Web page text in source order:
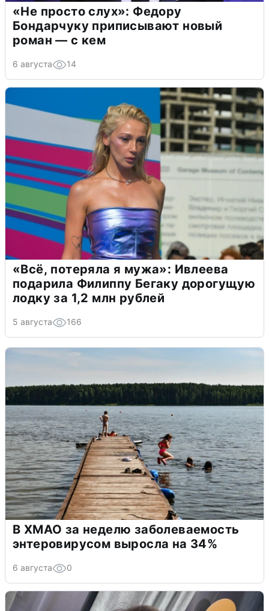
«Не просто слух»: Федору
Бондарчуку приписывают новый
роман — с кем
6 августа 14
«Всё, потеряла я мужа»: Ивлеева
подарила Филиппу Бегаку дорогущую
лодку за 1,2 млн рублей
5 августа 166
В ХМАО за неделю заболеваемость
энтеровирусом выросла на 34%
6 августа 0